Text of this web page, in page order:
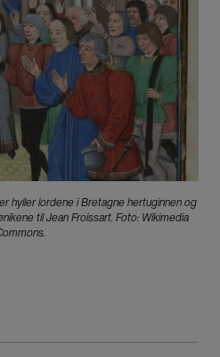
hyller lordene i Bretagne hertuginnen og
til Jean Froissart. Foto: Wikimedia